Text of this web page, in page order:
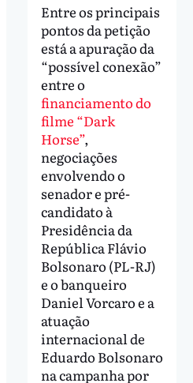
Entre os principais
pontos da petição
está a apuração da
“possível conexão”
entre o
financiamento do
filme “Dark
Horse”,
negociações
envolvendo o
senador e pré-
candidato à
Presidência da
República Flávio
Bolsonaro (PL-RJ)
e o banqueiro
Daniel Vorcaro e a
atuação
internacional de
Eduardo Bolsonaro
na campanha por